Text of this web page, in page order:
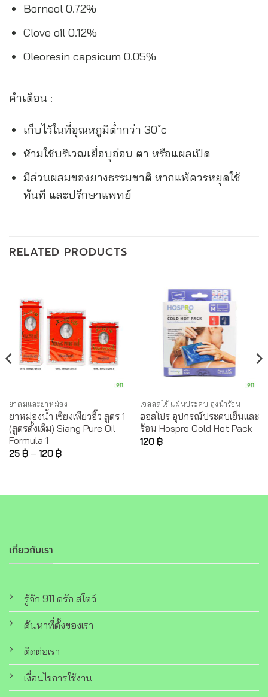
Borneol 0.72%
Clove oil 0.12%
Oleoresin capsicum 0.05%
คำเตือน :
เก็บไว้ในที่อุณหภูมิต่ำกว่า 30 ํc
ห้ามใช้บริเวณเยื่อบุอ่อน ตา หรือแผลเปิด
มีส่วนผสมของยางธรรมชาติ หากแพ้ควรหยุดใช้
ทันที และปรึกษาแพทย์
RELATED PRODUCTS
ยาดมและยาหม่อง
ยาหม่องน้ำ เซียงเพียวอิ๊ว สูตร 1
(สูตรดั้งเดิม) Siang Pure Oil
Formula 1
25 ฿– 120 ฿
เจลลดไข้ แผ่นประคบ ถุงน้ำร้อน
ฮอสโปร อุปกรณ์ประคบเย็นและ
ร้อน Hospro Cold Hot Pack
120 ฿
เกี่ยวกับเรา
รู้จัก 911 ดรัก สโตว์
ค้นหาที่ตั้งของเรา
ติดต่อเรา
เงื่อนไขการใช้งาน